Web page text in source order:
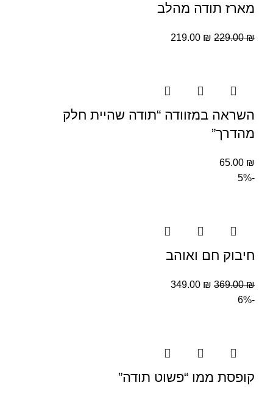
מארז תודה מהלב
229.00₪
219.00 ₪
השראה במזוודה “תודה שהיית חלק
מהדרך”
65.00 ₪
-5%
חיבוק חם ואוהב
369.00₪
349.00 ₪
-6%
קופסת ממו “פשוט תודה”